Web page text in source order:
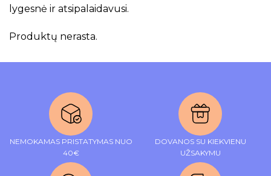
lygesnė ir atsipalaidavusi.
Produktų nerasta.
NEMOKAMAS PRISTATYMAS NUO
40€
DOVANOS SU KIEKVIENU
UŽSAKYMU